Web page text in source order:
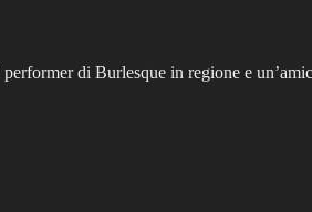
di Burlesque in regione e